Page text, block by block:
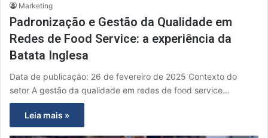
Marketing
Padronização e Gestão da Qualidade em
Redes de Food Service: a experiência da
Batata Inglesa
Data de publicação: 26 de fevereiro de 2025 Contexto do
setor A gestão da qualidade em redes de food service…
Leia mais »